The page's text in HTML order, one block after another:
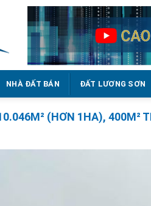
NHÀ ĐẤT BÁN ĐẤT LƯƠNG SƠN
(HƠN 1HA), 400M²